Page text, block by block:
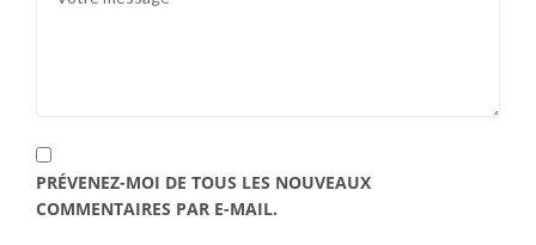
PRÉVENEZ-MOI DE TOUS LES NOUVEAUX
COMMENTAIRES PAR E-MAIL.